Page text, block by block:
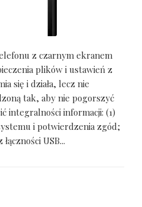
z czarnym ekranem
plików i ustawień z
się i działa, lecz nie
tak, aby nie pogorszyć
integralności informacji: (1)
i potwierdzenia zgód;
USB...